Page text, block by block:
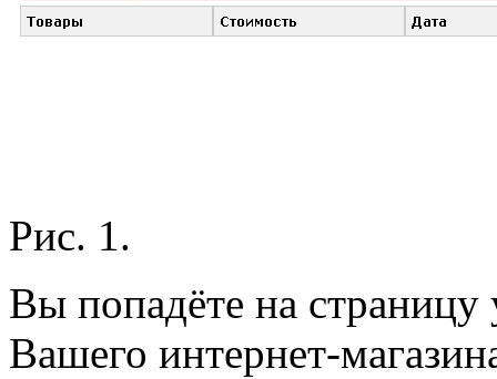
Рис. 1.
Вы попадёте на страницу
Вашего интернет-